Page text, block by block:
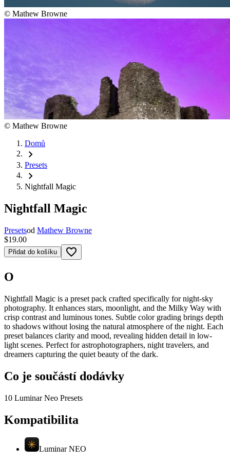
© Mathew Browne
© Mathew Browne
Domů
chevron_right
Presets
chevron_right
Nightfall Magic
Nightfall Magic
Presetsod Mathew Browne
$19.00
Přidat do košíku favorite_border
O
Nightfall Magic is a preset pack crafted specifically for night-sky
photography. It enhances stars, moonlight, and the Milky Way with
crisp contrast and luminous tones. Subtle color grading brings depth
to shadows without losing the natural atmosphere of the night. Each
preset balances clarity and mood, revealing hidden detail in low-
light scenes. Perfect for astrophotographers, night travelers, and
dreamers capturing the quiet beauty of the dark.
Co je součástí dodávky
10 Luminar Neo Presets
Kompatibilita
Luminar NEO